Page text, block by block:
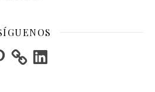
LinkedIn